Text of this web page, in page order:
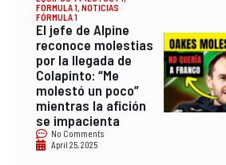
FORMULA 1, NOTICIAS
FÓRMULA 1
El jefe de Alpine
reconoce molestias
por la llegada de
Colapinto: “Me
molestó un poco”
mientras la afición
se impacienta
No Comments
April 25, 2025